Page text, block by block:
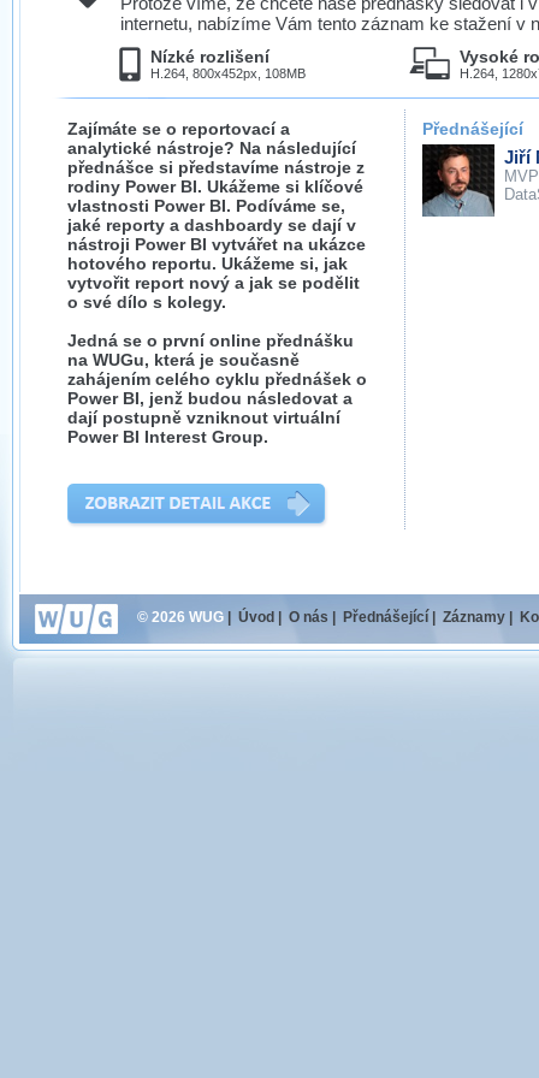
internetu, nabízíme Vám tento záznam ke stažení v
Nízké rozlišení
H.264, 800x452px, 108MB
Vysoké
H.264,
Zajímáte se o reportovací a
analytické nástroje? Na následující
přednášce si představíme nástroje z
rodiny Power BI. Ukážeme si klíčové
vlastnosti Power BI. Podíváme se,
jaké reporty a dashboardy se dají v
nástroji Power BI vytvářet na ukázce
hotového reportu. Ukážeme si, jak
vytvořit report nový a jak se podělit
o své dílo s kolegy.
Jedná se o první online přednášku
na WUGu, která je současně
zahájením celého cyklu přednášek o
Power BI, jenž budou následovat a
dají postupně vzniknout virtuální
Power BI Interest Group.
Přednášející
Jiří
MVP
© 2026 WUG Úvod O nás Přednášející Záznamy